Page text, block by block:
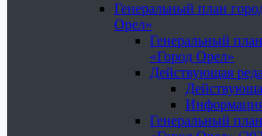
Генеральный план
Орел»
Генеральный
«Город Орел»
Действующая
Генеральный